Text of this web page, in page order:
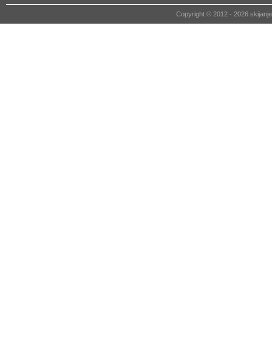
Copyright © 2012 - 2026